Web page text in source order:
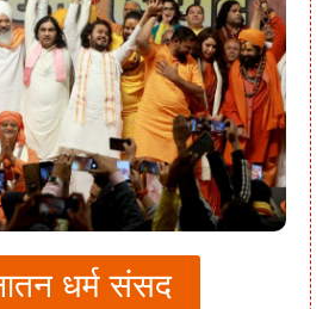
धर्म संसद